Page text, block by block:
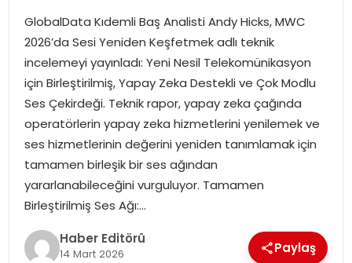
EĞITIM
MAGAZIN
SPOR
YAŞAM
GlobalData Kıdemli Baş Analisti Andy Hicks, MWC
2026’da Sesi Yeniden Keşfetmek adlı teknik
incelemeyi yayınladı: Yeni Nesil Telekomünikasyon
için Birleştirilmiş, Yapay Zeka Destekli ve Çok Modlu
Ses Çekirdeği. Teknik rapor, yapay zeka çağında
operatörlerin yapay zeka hizmetlerini yenilemek ve
ses hizmetlerinin değerini yeniden tanımlamak için
tamamen birleşik bir ses ağından
yararlanabileceğini vurguluyor. Tamamen
Birleştirilmiş Ses Ağı:…
Haber Editörü
14 Mart 2026 Paylaş